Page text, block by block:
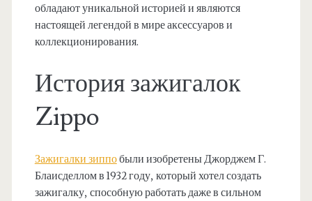
обладают уникальной историей и являются
настоящей легендой в мире аксессуаров и
коллекционирования.
История зажигалок
Zippo
Зажигалки зиппобыли изобретены Джорджем Г.
Блаисделлом в 1932 году, который хотел создать
зажигалку, способную работать даже в сильном